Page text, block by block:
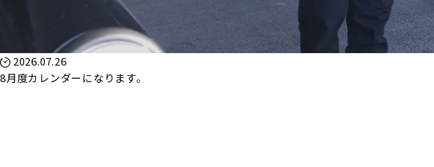
2026.07.26
8月度カレンダーになります。